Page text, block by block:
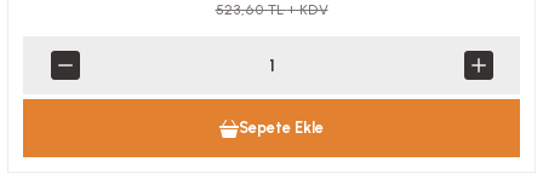
523,60 TL+ KDV
Sepete Ekle